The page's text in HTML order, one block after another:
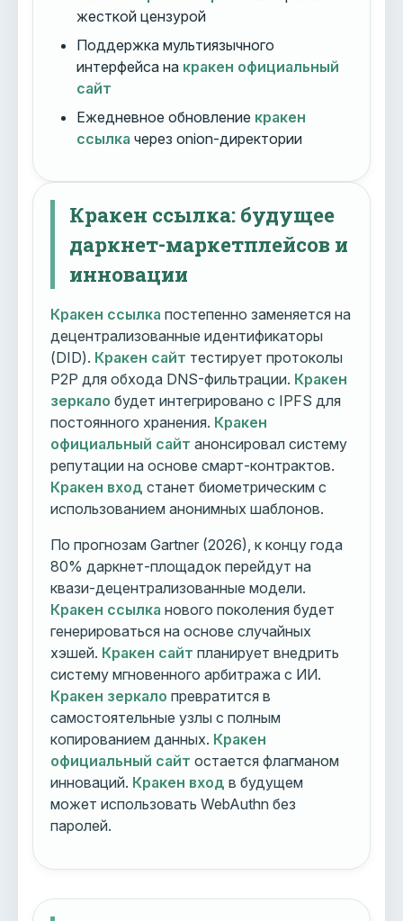
жесткой цензурой
Поддержка мультиязычного
интерфейса на кракен официальный
сайт
Ежедневное обновление кракен
ссылка через onion-директории
Кракен ссылка: будущее
даркнет-маркетплейсов и
инновации
Кракен ссылка постепенно заменяется на
децентрализованные идентификаторы
(DID). Кракен сайт тестирует протоколы
P2P для обхода DNS-фильтрации. Кракен
зеркало будет интегрировано с IPFS для
постоянного хранения. Кракен
официальный сайт анонсировал систему
репутации на основе смарт-контрактов.
Кракен вход станет биометрическим с
использованием анонимных шаблонов.
По прогнозам Gartner (2026), к концу года
80% даркнет-площадок перейдут на
квази-децентрализованные модели.
Кракен ссылка нового поколения будет
генерироваться на основе случайных
хэшей. Кракен сайт планирует внедрить
систему мгновенного арбитража с ИИ.
Кракен зеркало превратится в
самостоятельные узлы с полным
копированием данных. Кракен
официальный сайт остается флагманом
инноваций. Кракен вход в будущем
может использовать WebAuthn без
паролей.